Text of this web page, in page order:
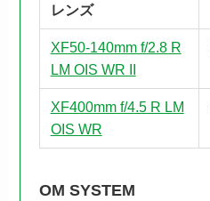
レンズ
XF50-140mm f/2.8 R
LM OIS WR II
XF400mm f/4.5 R LM
OIS WR
OM SYSTEM